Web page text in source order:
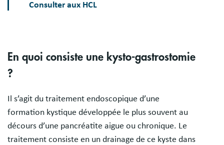
Consulter aux HCL
En quoi consiste une kysto-gastrostomie
?
Il s’agit du traitement endoscopique d’une
formation kystique développée le plus souvent au
décours d’une pancréatite aigue ou chronique. Le
traitement consiste en un drainage de ce kyste dans